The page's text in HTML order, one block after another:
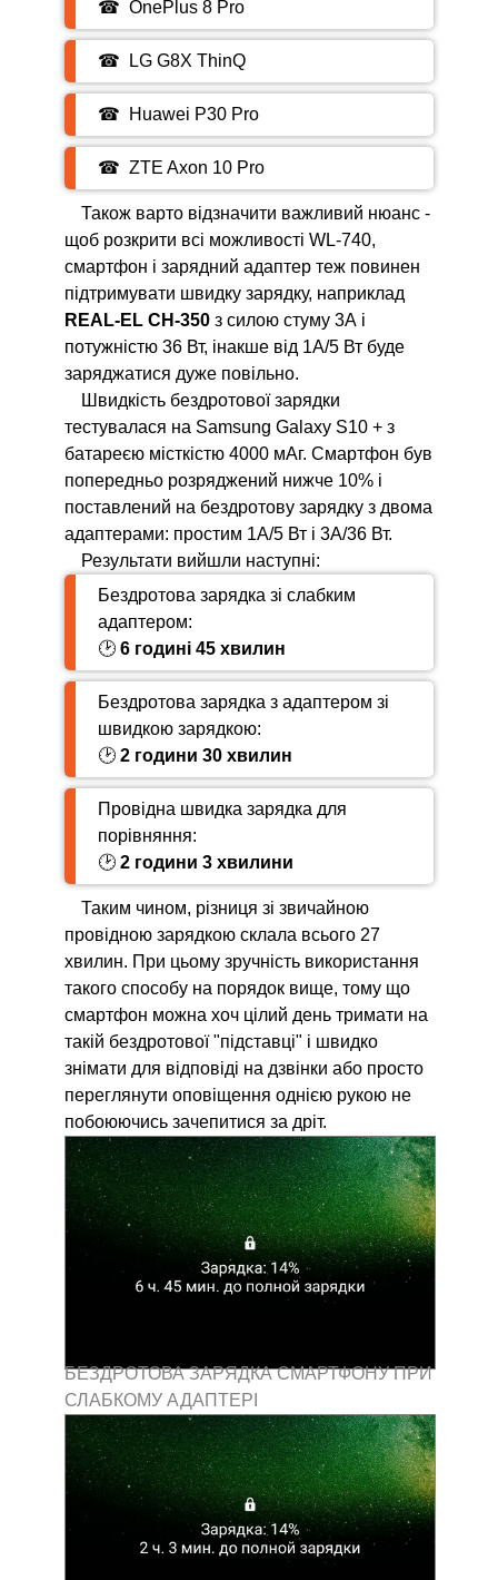
☎ OnePlus 8 Pro
☎ LG G8X ThinQ
☎ Huawei P30 Pro
☎ ZTE Axon 10 Pro
Також варто відзначити важливий нюанс -
щоб розкрити всі можливості WL-740,
смартфон і зарядний адаптер теж повинен
підтримувати швидку зарядку, наприклад
REAL-EL CH-350з силою стуму 3А і
потужністю 36 Вт, інакше від 1A/5 Вт буде
заряджатися дуже повільно.
Швидкість бездротової зарядки
тестувалася на Samsung Galaxy S10 + з
батареєю місткістю 4000 мАг. Смартфон був
попередньо розряджений нижче 10% і
поставлений на бездротову зарядку з двома
адаптерами: простим 1А/5 Вт і 3А/36 Вт.
Результати вийшли наступні:
Бездротова зарядка зі слабким
адаптером:
🕑 6 годині 45 хвилин
Бездротова зарядка з адаптером зі
швидкою зарядкою:
🕑 2 години 30 хвилин­
Провідна швидка зарядка для
порівняння:
🕑 2 години 3 хвилини
Таким чином, різниця зі звичайною
провідною зарядкою склала всього 27
хвилин. При цьому зручність використання
такого способу на порядок вище, тому що
смартфон можна хоч цілий день тримати на
такій бездротової "підставці" і швидко
знімати для відповіді на дзвінки або просто
переглянути оповіщення однією рукою не
побоюючись зачепитися за дріт.
БЕЗДРОТОВА ЗАРЯДКА СМАРТФОНУ ПРИ
СЛАБКОМУ АДАПТЕРІ